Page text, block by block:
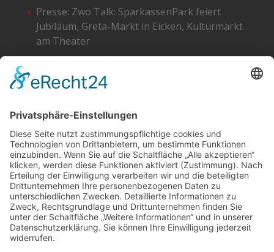
Presse: Zwo Talk: SparkassenPark feiert
Jubiläum, Greta-Markt in Eicken, Kulturmarkt
am Theater
Greta 2026 – Die Standpläne
Facebook
Instagram
SoundCloud
YouTube
Cookie-Einstellungen